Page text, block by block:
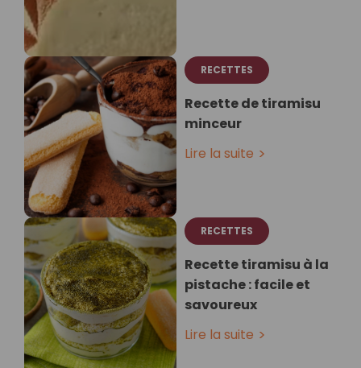
RECETTES
Recette de tiramisu
minceur
Lire la suite
RECETTES
Recette tiramisu à la
pistache : facile et
savoureux
Lire la suite